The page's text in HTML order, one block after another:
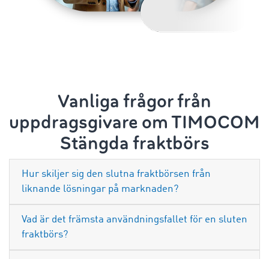
Vanliga frågor från
uppdragsgivare om TIMOCOM
Stängda fraktbörs
Hur skiljer sig den slutna fraktbörsen från
liknande lösningar på marknaden?
Vad är det främsta användningsfallet för en sluten
fraktbörs?